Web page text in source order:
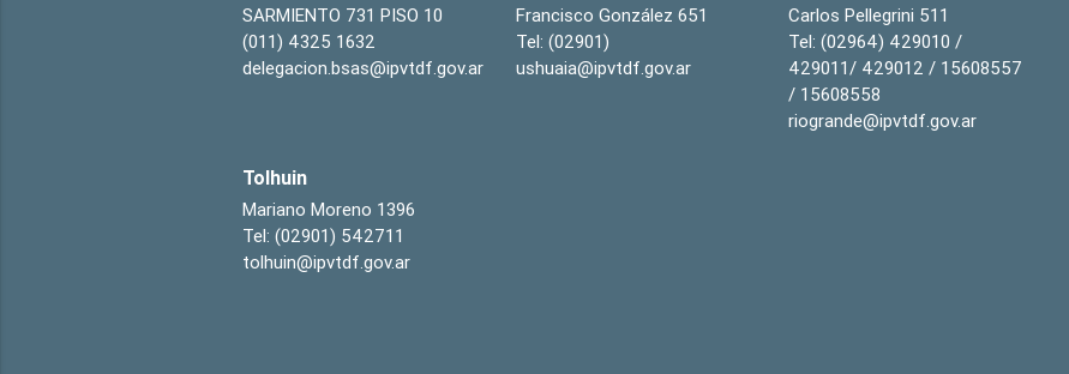
SARMIENTO 731 PISO 10
(011) 4325 1632
delegacion.bsas@ipvtdf.gov.ar
Francisco González 651
Tel: (02901)
ushuaia@ipvtdf.gov.ar
Carlos Pellegrini 511
Tel: (02964) 429010 /
429011/ 429012 / 15608557
/ 15608558
riogrande@ipvtdf.gov.ar
Tolhuin
Mariano Moreno 1396
Tel: (02901) 542711
tolhuin@ipvtdf.gov.ar